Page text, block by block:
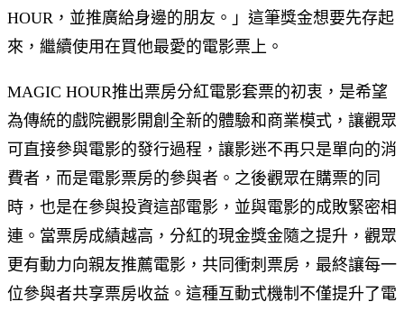
HOUR，並推廣給身邊的朋友。」這筆獎金想要先存起
來，繼續使用在買他最愛的電影票上。
MAGIC HOUR推出票房分紅電影套票的初衷，是希望
為傳統的戲院觀影開創全新的體驗和商業模式，讓觀眾
可直接參與電影的發行過程，讓影迷不再只是單向的消
費者，而是電影票房的參與者。之後觀眾在購票的同
時，也是在參與投資這部電影，並與電影的成敗緊密相
連。當票房成績越高，分紅的現金獎金隨之提升，觀眾
更有動力向親友推薦電影，共同衝刺票房，最終讓每一
位參與者共享票房收益。這種互動式機制不僅提升了電